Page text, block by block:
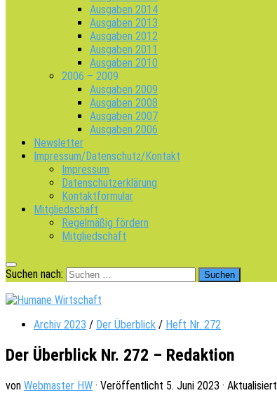
Ausgaben 2014
Ausgaben 2013
Ausgaben 2012
Ausgaben 2011
Ausgaben 2010
2006 – 2009
Ausgaben 2009
Ausgaben 2008
Ausgaben 2007
Ausgaben 2006
Newsletter
Impressum/Datenschutz/Kontakt
Impressum
Datenschutzerklärung
Kontaktformular
Mitgliedschaft
Regelmäßig fördern
Mitgliedschaft
Suchen nach:
Archiv 2023 / Der Überblick / Heft Nr. 272
Der Überblick Nr. 272 – Redaktion
von Webmaster HW · Veröffentlicht 5. Juni 2023 · Aktualisiert